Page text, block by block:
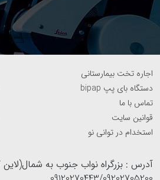
اجاره تخت بیمارستانی
دستگاه بای پپ bipap
تماس با ما
قوانین سایت
استخدام در توانی نو